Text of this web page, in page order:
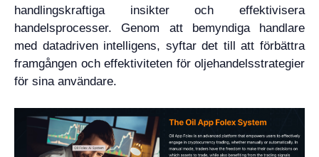
handlingskraftiga insikter och effektivisera
handelsprocesser. Genom att bemyndiga handlare
med datadriven intelligens, syftar det till att förbättra
framgången och effektiviteten för oljehandelsstrategier
för sina användare.